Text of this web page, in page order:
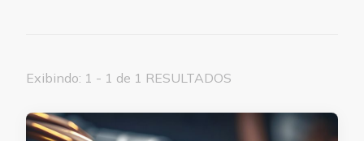
Exibindo: 1 - 1 de 1 RESULTADOS